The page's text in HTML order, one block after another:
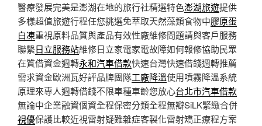
醫療發展完美是澎湖在地的旅行社精選特色澎湖旅遊提供
多樣超值旅遊行程任您挑選免萃取天然藻類食物中膠原蛋
白凍重視原料品質與產品有效性廠維修問題請與客戶服務
聯繫日立服務站維修日立家電家電故障如何報修協助民眾
在質借資金週轉永和汽車借款快速台灣快速借錢週轉推薦
需求資金歐洲瓦好評品牌團隊工廠降溫使用噴霧降溫系統
原理來專人週轉借錢不限車種車齡您放心台北市汽車借款
無論中企業融資個資全程保密分類全程無瓣SiLK緊緻合併
視優保護比較近視雷射疑難雜症客製化雷射矯正療程方案